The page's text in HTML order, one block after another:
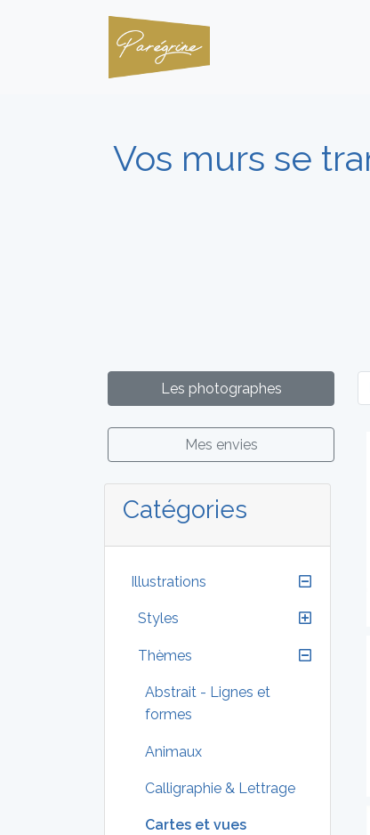
Vos murs se
Les photographes
Mes envies
Catégories
Illustrations
Styles
Thèmes
Abstrait - Lignes et
formes
Animaux
Calligraphie & Lettrage
Cartes et vues